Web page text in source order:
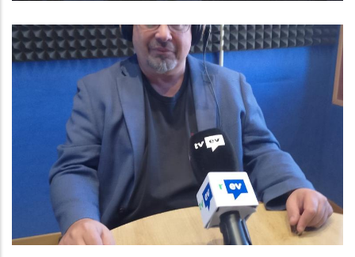
Entrevista A Baltasar Santos,
Vicepresident I Conseller
Comarcal De Règim Intern